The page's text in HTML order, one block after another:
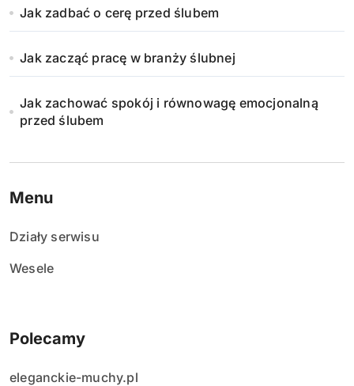
Jak zadbać o cerę przed ślubem
Jak zacząć pracę w branży ślubnej
Jak zachować spokój i równowagę emocjonalną
przed ślubem
Menu
Działy serwisu
Wesele
Polecamy
eleganckie-muchy.pl